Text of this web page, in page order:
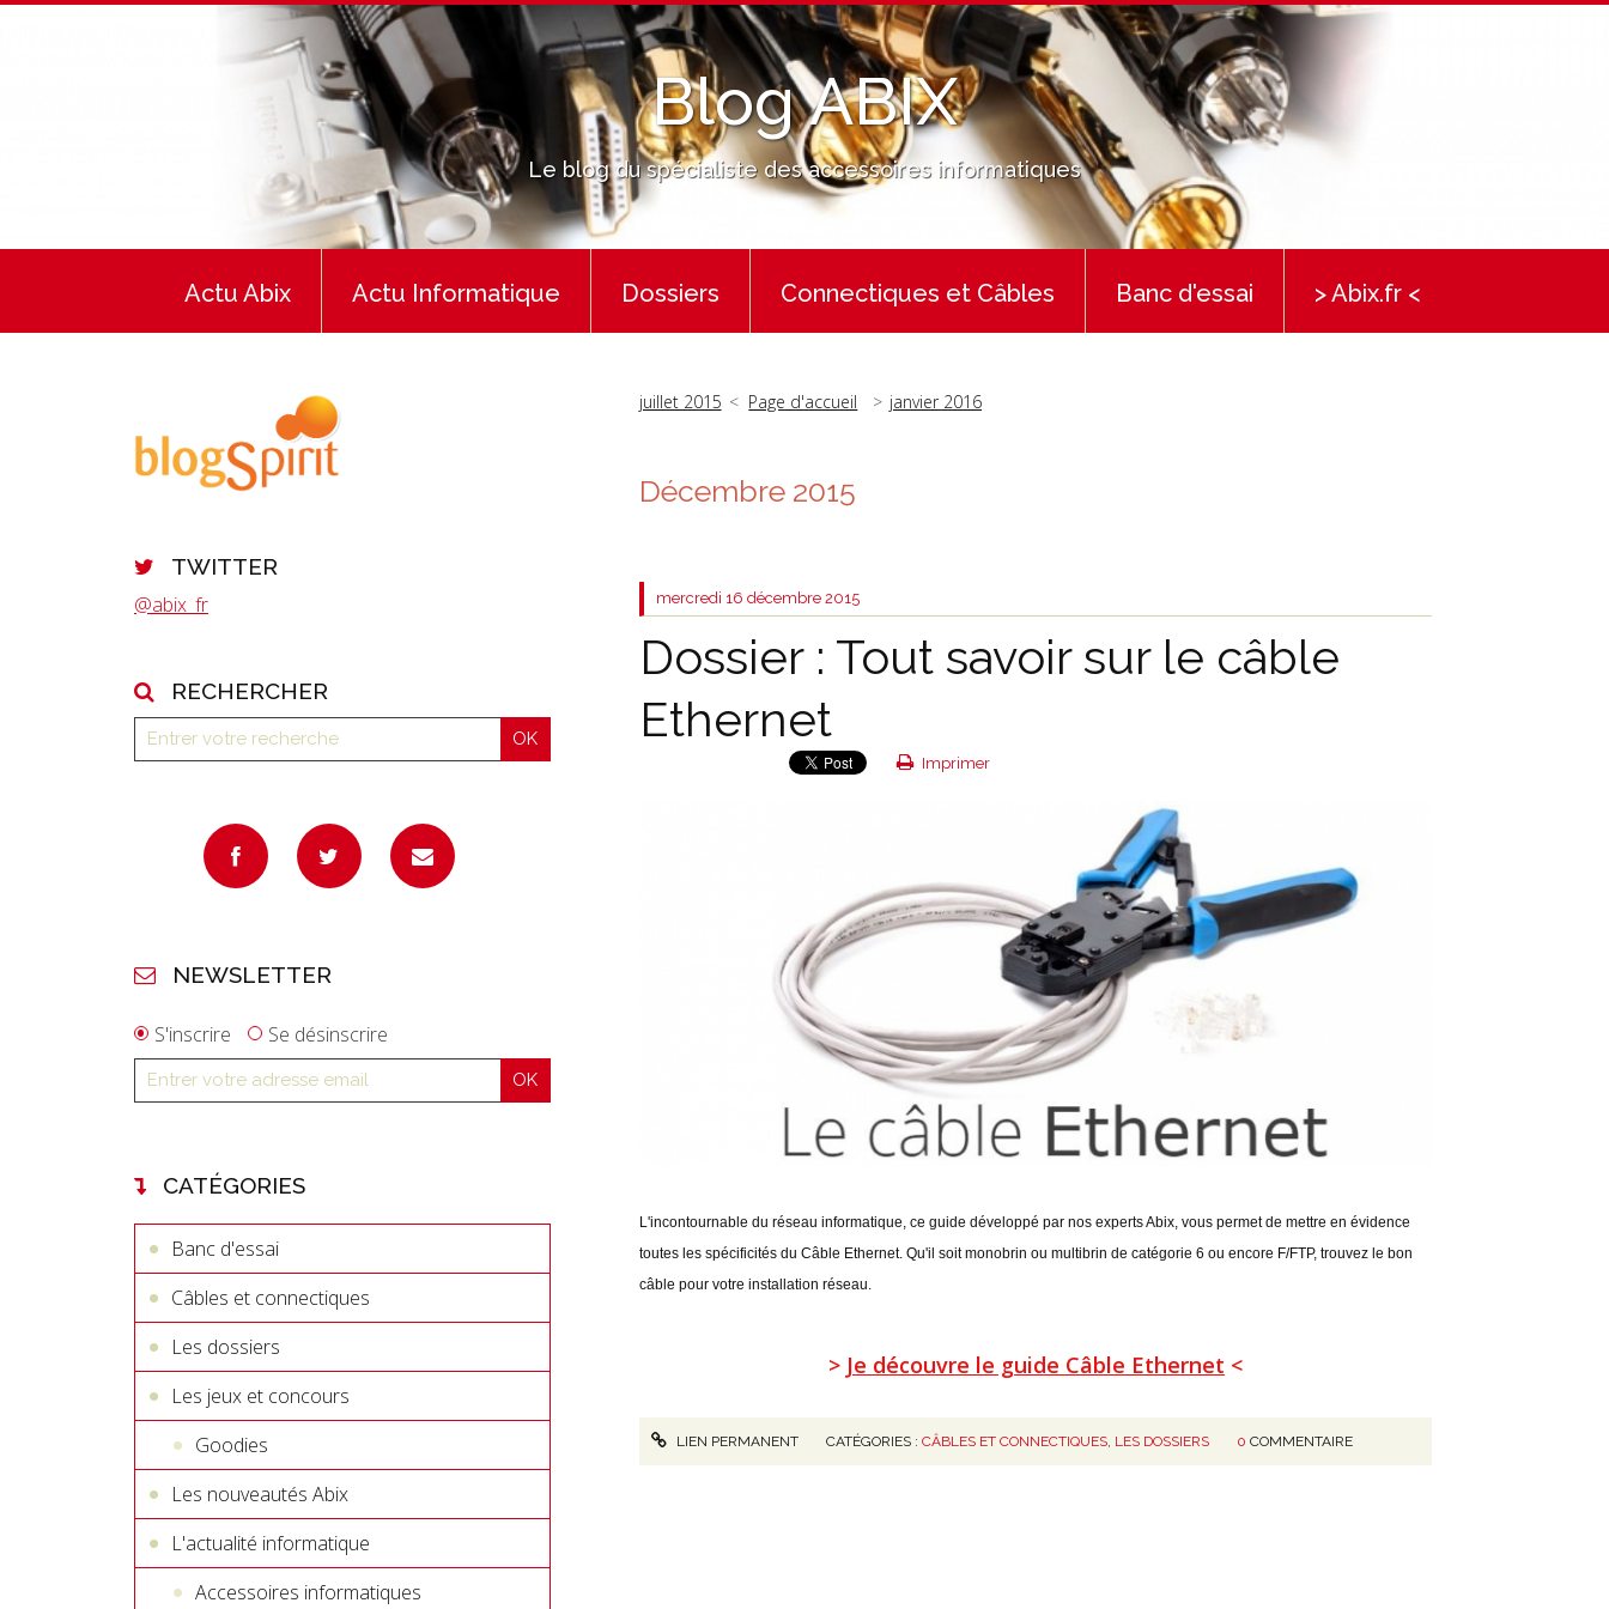
Blog ABIX
Le blog du spécialiste des accessoires informatiques
Actu Abix Actu Informatique Dossiers Connectiques et Câbles Banc d'essai > Abix.fr <
TWITTER
@abix_fr
RECHERCHER
NEWSLETTER
S'inscrire Se désinscrire
CATÉGORIES
Banc d'essai
Câbles et connectiques
Les dossiers
Les jeux et concours
Goodies
Les nouveautés Abix
L'actualité informatique
Accessoires informatiques
juillet 2015 Page d'accueil janvier 2016
Décembre 2015
mercredi 16 décembre 2015
Dossier : Tout savoir sur le câble
Ethernet
Imprimer
L'incontournable du réseau informatique, ce guide développé par nos experts Abix, vous permet de mettre en évidence
toutes les spécificités du Câble Ethernet. Qu'il soit monobrin ou multibrin de catégorie 6 ou encore F/FTP, trouvez le bon
câble pour votre installation réseau.
> Je découvre le guide Câble Ethernet <
LIEN PERMANENT CATÉGORIES : CÂBLES ET CONNECTIQUES, LES DOSSIERS 0 COMMENTAIRE